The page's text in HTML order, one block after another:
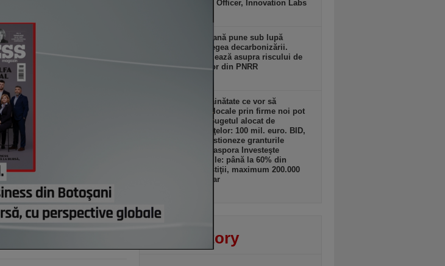
Chief Innovation Officer, Innovation Labs
Comisia Europeană pune sub lupă
modificările la legea decarbonizării.
Bruxelles avertizează asupra riscului de
pierdere a banilor din PNRR
Românii din străinătate ce vor să
dezvolte afaceri locale prin firme noi pot
primi granturi. Bugetul alocat de
Ministerul Finanţelor: 100 mil. euro. BID,
mandatată să gestioneze granturile
programului „Diaspora Investeşte
Acasă”. Granturile: până la 60% din
creditul de investiţii, maximum 200.000
de euro/beneficiar
Cover story